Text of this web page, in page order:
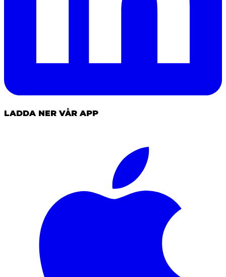
LADDA NER VÅR APP